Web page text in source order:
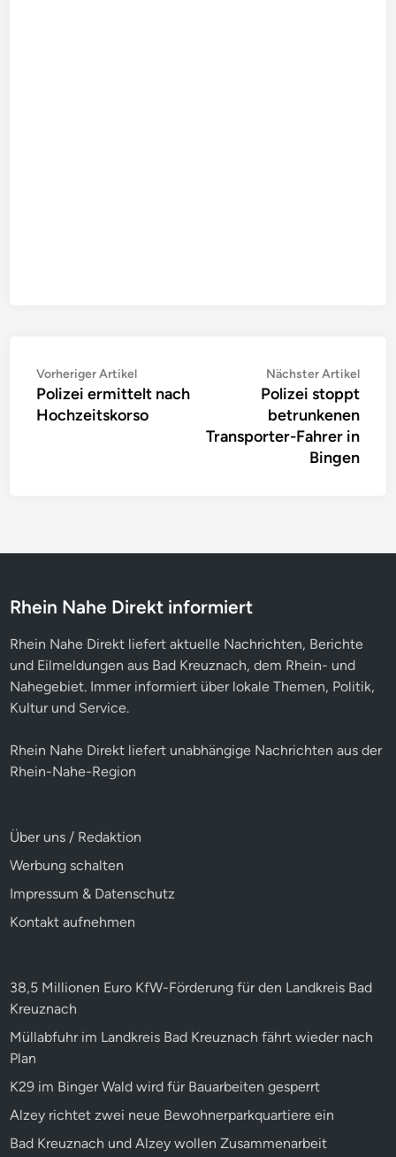
Beitragsnavigation
Vorheriger ArtikelVorheriger
Artikel:
Polizei ermittelt nach
Hochzeitskorso
Nächster Artikel
Polizei stoppt
betrunkenen
Transporter-Fahrer in
Bingen
Rhein Nahe Direkt informiert
Rhein Nahe Direkt liefert aktuelle Nachrichten, Berichte
und Eilmeldungen aus Bad Kreuznach, dem Rhein- und
Nahegebiet. Immer informiert über lokale Themen, Politik,
Kultur und Service.
Rhein Nahe Direkt liefert unabhängige Nachrichten aus der
Rhein-Nahe-Region
Über uns / Redaktion
Werbung schalten
Impressum & Datenschutz
Kontakt aufnehmen
38,5 Millionen Euro KfW-Förderung für den Landkreis Bad
Kreuznach
Müllabfuhr im Landkreis Bad Kreuznach fährt wieder nach
Plan
K29 im Binger Wald wird für Bauarbeiten gesperrt
Alzey richtet zwei neue Bewohnerparkquartiere ein
Bad Kreuznach und Alzey wollen Zusammenarbeit